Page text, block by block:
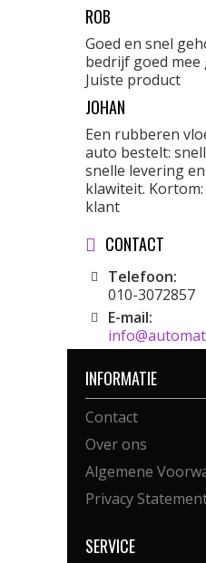
ROB
Goed en snel
bedrijf goed
Juiste product
JOHAN
Een rubberen
auto bestelt:
snelle levering
klawiteit.
klant
CONTACT
Telefoon:
010-3072857
E-mail:
INFORMATIE
Contact
Over ons
Algemene
Privacy
SERVICE